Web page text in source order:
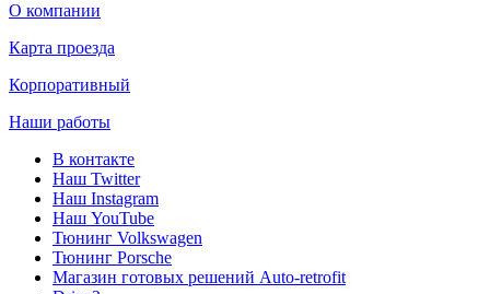
О компании
Карта проезда
Корпоративный
Наши работы
В контакте
Наш Twitter
Наш Instagram
Наш YouTube
Тюнинг Volkswagen
Тюнинг Porsche
Магазин готовых решений Auto-retrofit